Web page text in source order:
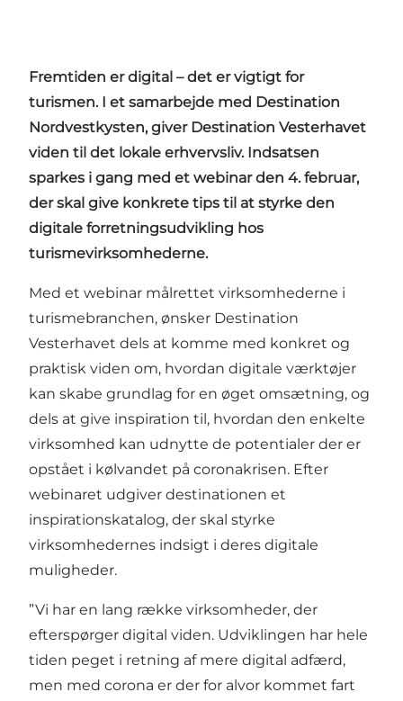
Fremtiden er digital – det er vigtigt for
turismen. I et samarbejde med Destination
Nordvestkysten, giver Destination Vesterhavet
viden til det lokale erhvervsliv. Indsatsen
sparkes i gang med et webinar den 4. februar,
der skal give konkrete tips til at styrke den
digitale forretningsudvikling hos
turismevirksomhederne.
Med et webinar målrettet virksomhederne i
turismebranchen, ønsker Destination
Vesterhavet dels at komme med konkret og
praktisk viden om, hvordan digitale værktøjer
kan skabe grundlag for en øget omsætning, og
dels at give inspiration til, hvordan den enkelte
virksomhed kan udnytte de potentialer der er
opstået i kølvandet på coronakrisen. Efter
webinaret udgiver destinationen et
inspirationskatalog, der skal styrke
virksomhedernes indsigt i deres digitale
muligheder.
”Vi har en lang række virksomheder, der
efterspørger digital viden. Udviklingen har hele
tiden peget i retning af mere digital adfærd,
men med corona er der for alvor kommet fart